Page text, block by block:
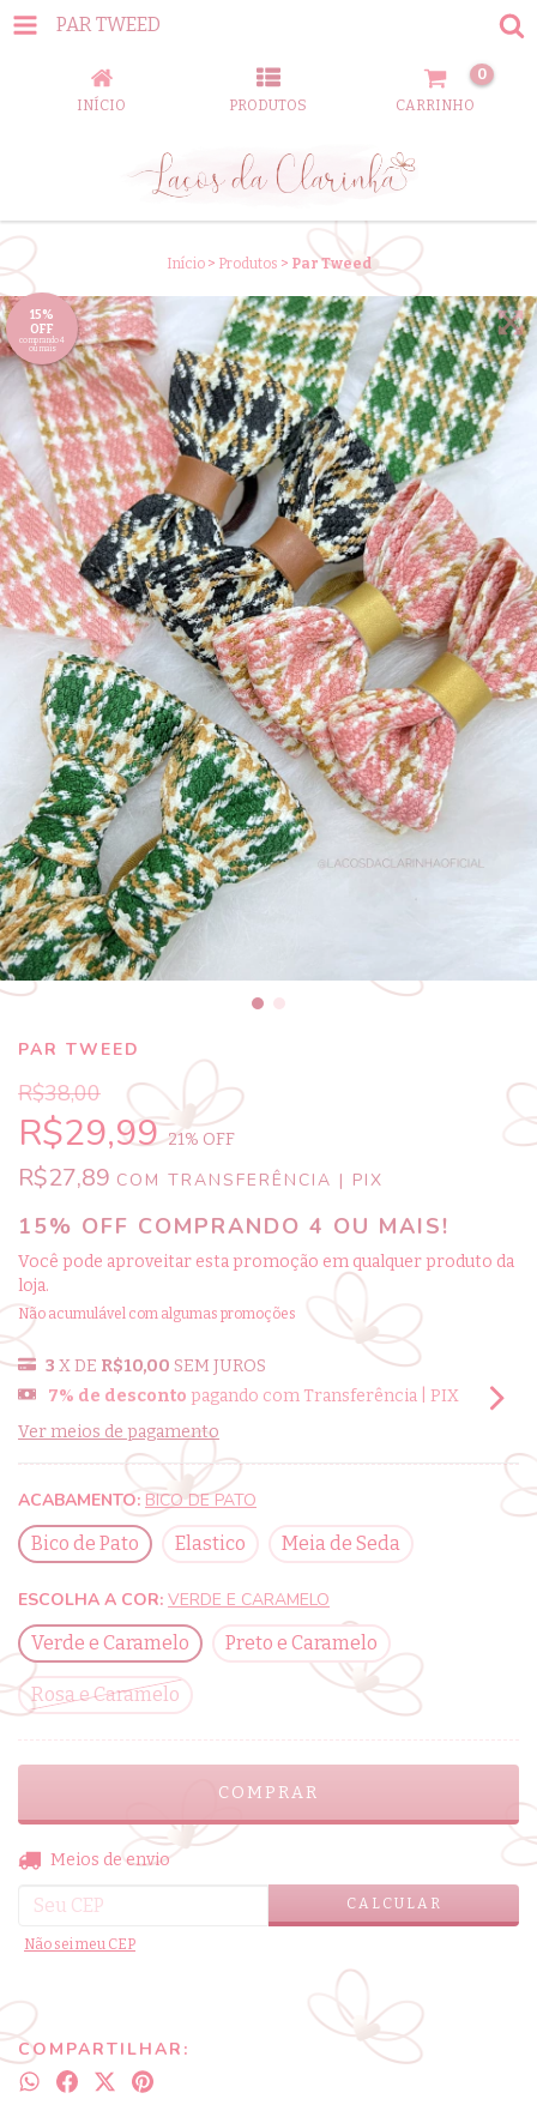
PAR TWEED
INÍCIO PRODUTOS CARRINHO
0
Início > Produtos > Par Tweed
15%
OFF
comprando 4
ou mais
PAR TWEED
R$38,00
R$29,9921% OFF
R$27,89 COM TRANSFERÊNCIA | PIX
15% OFF COMPRANDO 4 OU MAIS!
Você pode aproveitar esta promoção em qualquer produto da
loja.
Não acumulável com algumas promoções
3 X DE R$10,00 SEM JUROS
7% de desconto pagando com Transferência | PIX
Ver meios de pagamento
ACABAMENTO: BICO DE PATO
Bico de Pato
Elastico Meia de Seda
ESCOLHA A COR: VERDE E CARAMELO
Verde e Caramelo
Preto e Caramelo
Rosa e Caramelo
Entregas para o CEP:
Meios de envio
CALCULAR
Não sei meu CEP
COMPARTILHAR: